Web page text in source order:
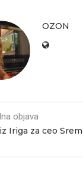
OZON
objava
Iriga za ceo Srem